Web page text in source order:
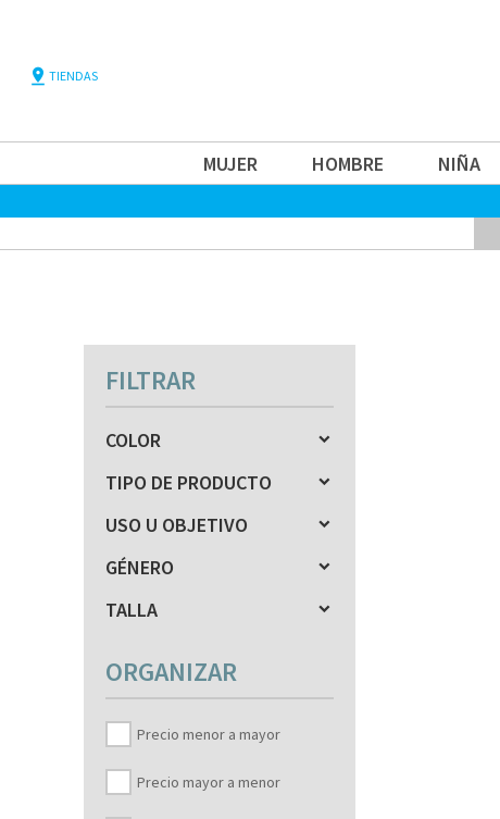
pin_drop TIENDAS
MUJER HOMBRE NIÑA
FILTRAR
COLOR
TIPO DE PRODUCTO
USO U OBJETIVO
GÉNERO
TALLA
ORGANIZAR
Precio menor a mayor
Precio mayor a menor